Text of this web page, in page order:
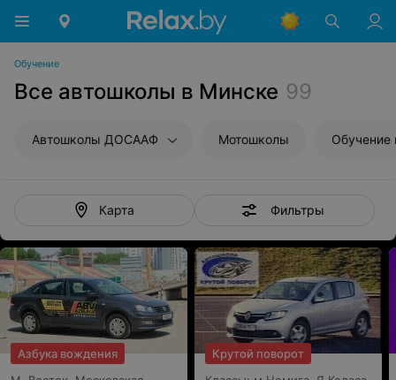
Обучение
Все автошколы в Минске 99
Автошколы ДОСААФ Мотошколы Обучение
Карта Фильтры
Азбука вождения
Крутой поворот